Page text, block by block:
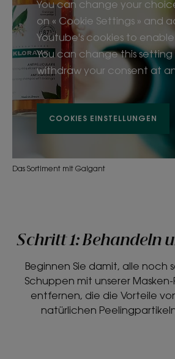
You can change your
on « Cookie Settings » and
Youtube's cookies to
You can change this setting
withdraw your consent at
COOKIES EINSTELLUNGEN
Das Sortiment mit Galgant
Schritt 1: Behandeln
Beginnen Sie damit, alle noch
Schuppen mit unserer
entfernen, die die Vorteile
natürlichen